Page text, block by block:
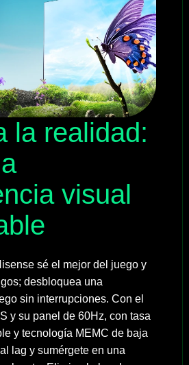
la realidad:
visual
sé el mejor del juego y
desbloquea una
sin interrupciones. Con el
y su panel de 60Hz, con tasa
y tecnología MEMC de baja
lag y sumérgete en una